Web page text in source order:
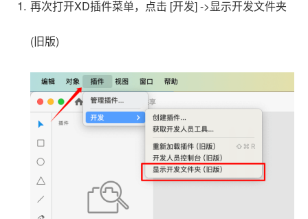
再次打开XD插件菜单，点击 [开发] ->显示开发文件夹
(旧版)